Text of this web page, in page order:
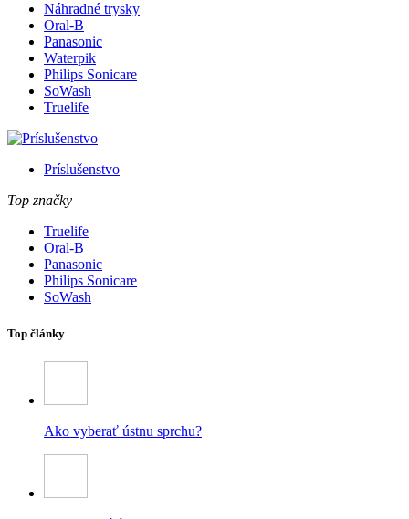
Náhradné trysky
Oral-B
Panasonic
Waterpik
Philips Sonicare
SoWash
Truelife
Príslušenstvo
Top značky
Truelife
Oral-B
Panasonic
Philips Sonicare
SoWash
Top články
Ako vyberať ústnu sprchu?